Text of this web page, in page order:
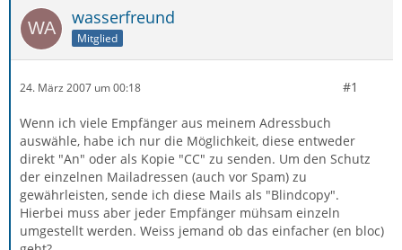
wasserfreund
Mitglied
24. März 2007 um 00:18 #1
Wenn ich viele Empfänger aus meinem Adressbuch
auswähle, habe ich nur die Möglichkeit, diese entweder
direkt "An" oder als Kopie "CC" zu senden. Um den Schutz
der einzelnen Mailadressen (auch vor Spam) zu
gewährleisten, sende ich diese Mails als "Blindcopy".
Hierbei muss aber jeder Empfänger mühsam einzeln
umgestellt werden. Weiss jemand ob das einfacher (en bloc)